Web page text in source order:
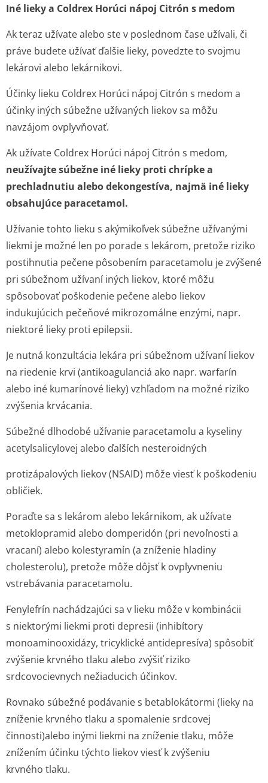
Iné lieky a Coldrex Horúci nápoj Citrón s medom
Ak teraz užívate alebo ste v poslednom čase užívali, či
práve budete užívať ďalšie lieky, povedzte to svojmu
lekárovi alebo lekárnikovi.
Účinky lieku Coldrex Horúci nápoj Citrón s medom a
účinky iných súbežne užívaných liekov sa môžu
navzájom ovplyvňovať.
Ak užívate Coldrex Horúci nápoj Citrón s medom,
neužívajte súbežne iné lieky proti chrípke a
prechladnutiu alebo dekongestíva, najmä iné lieky
obsahujúce paracetamol.
Užívanie tohto lieku s akýmikoľvek súbežne užívanými
liekmi je možné len po porade s lekárom, pretože riziko
postihnutia pečene pôsobením paracetamolu je zvýšené
pri súbežnom užívaní iných liekov, ktoré môžu
spôsobovať poškodenie pečene alebo liekov
indukujúcich pečeňové mikrozomálne enzými, napr.
niektoré lieky proti epilepsii.
Je nutná konzultácia lekára pri súbežnom užívaní liekov
na riedenie krvi (antikoagulanciá ako napr. warfarín
alebo iné kumarínové lieky) vzhľadom na možné riziko
zvýšenia krvácania.
Súbežné dlhodobé užívanie paracetamolu a kyseliny
acetylsalicylovej alebo ďalších nesteroidných
protizápalových liekov (NSAID) môže viesť k poškodeniu
obličiek.
Poraďte sa s lekárom alebo lekárnikom, ak užívate
metoklopramid alebo domperidón (pri nevoľnosti a
vracaní) alebo kolestyramín (a zníženie hladiny
cholesterolu), pretože môže dôjsť k ovplyvneniu
vstrebávania paracetamolu.
Fenylefrín nachádzajúci sa v lieku môže v kombinácii
s niektorými liekmi proti depresii (inhibítory
monoaminooxidázy, tricyklické antidepresíva) spôsobiť
zvýšenie krvného tlaku alebo zvýšiť riziko
srdcovocievnych nežiaducich účinkov.
Rovnako súbežné podávanie s betablokátormi (lieky na
zníženie krvného tlaku a spomalenie srdcovej
činnosti)alebo inými liekmi na zníženie tlaku, môže
znížením účinku týchto liekov viesť k zvýšeniu
krvného tlaku.